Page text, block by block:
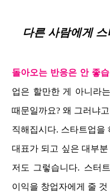
다른 사람에게
돌아오는 반응은 안 좋
업은 할만한 게 아니라
때문일까요? 왜 그러냐
직해집시다. 스타트업을
대표가 되고 싶은 대부
저도 그렇습니다. 스터
이익을 창업자에게 줄